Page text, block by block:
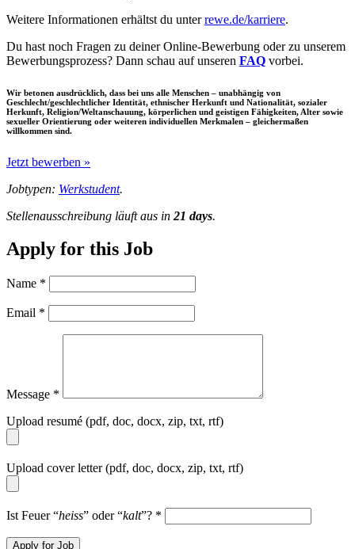
Weitere Informationen erhältst du unterrewe.de/karriere.
Du hast noch Fragen zu deiner Online-Bewerbung oder zu unserem
Bewerbungsprozess? Dann schau auf unseren FAQ vorbei.
Wir betonen ausdrücklich, dass bei uns alle Menschen – unabhängig von
Geschlecht/geschlechtlicher Identität, ethnischer Herkunft und Nationalität, sozialer
Herkunft, Religion/Weltanschauung, körperlichen und geistigen Fähigkeiten, Alter sowie
sexueller Orientierung oder weiteren individuellen Merkmalen – gleichermaßen
willkommen sind.
Jetzt bewerben »
Jobtypen: Werkstudent.
Stellenausschreibung läuft aus in 21 days.
Apply for this Job
Name *
Email *
Message *
Upload resumé (pdf, doc, docx, zip, txt, rtf)
Upload cover letter (pdf, doc, docx, zip, txt, rtf)
Ist Feuer “heiss” oder “kalt”? *